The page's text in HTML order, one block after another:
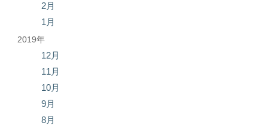
2月
1月
2019年
12月
11月
10月
9月
8月